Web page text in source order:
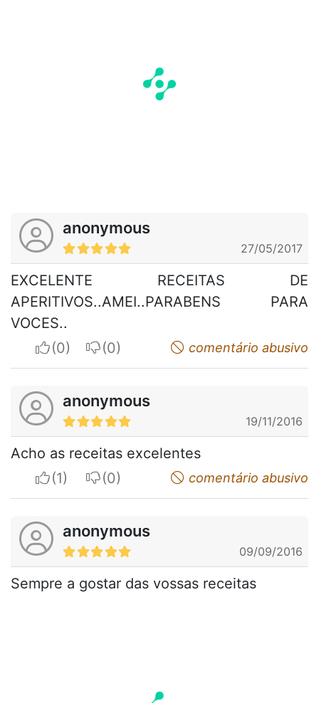
anonymous
27/05/2017
EXCELENTE RECEITAS DE
APERITIVOS..AMEI..PARABENS PARA
VOCES..
I apreciateI do not appreciatecomentário abusivo
anonymous
19/11/2016
Acho as receitas excelentes
I apreciateI do not appreciatecomentário abusivo
anonymous
09/09/2016
Sempre a gostar das vossas receitas